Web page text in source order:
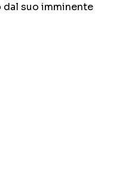
dal suo imminente